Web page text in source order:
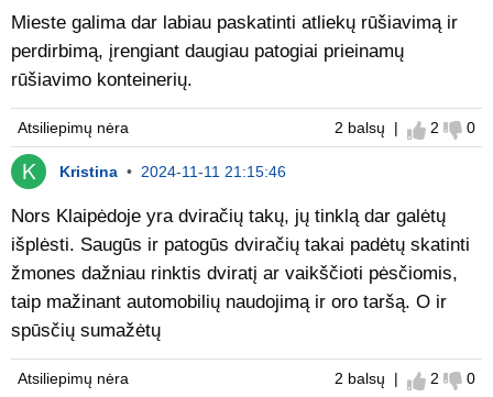
Mieste galima dar labiau paskatinti atliekų rūšiavimą ir
perdirbimą, įrengiant daugiau patogiai prieinamų
rūšiavimo konteinerių.
2 balsų | Sutinku
2 0
Atsiliepimų nėra
Kristina • 2024-11-11 21:15:46
Nors Klaipėdoje yra dviračių takų, jų tinklą dar galėtų
išplėsti. Saugūs ir patogūs dviračių takai padėtų skatinti
žmones dažniau rinktis dviratį ar vaikščioti pėsčiomis,
taip mažinant automobilių naudojimą ir oro taršą. O ir
spūsčių sumažėtų
2 balsų | Sutinku
2 0
Atsiliepimų nėra